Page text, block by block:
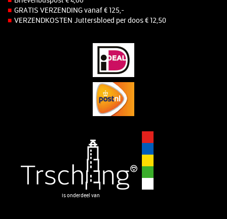
GRATIS VERZENDING vanaf € 125,-
VERZENDKOSTEN Juttersbloed per doos € 12,50
is onderdeel van